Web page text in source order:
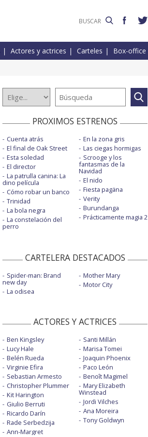
Actores y actrices Carteles Box-office
PROXIMOS ESTRENOS
Cuenta atrás
El final de Oak Street
Esta soledad
El director
La patrulla canina: La
dino película
Cómo robar un banco
Trinidad
La bola negra
La constelación del
perro
En la zona gris
Las ciegas hormigas
Scrooge y los
fantasmas de la
Navidad
El nido
Fiesta pagäna
Verity
Burundanga
Prácticamente magia 2
CARTELERA DESTACADOS
Spider-man: Brand
new day
La odisea
Mother Mary
Motor City
ACTORES Y ACTRICES
Ben Kingsley
Lucy Hale
Belén Rueda
Virginie Efira
Sebastian Armesto
Christopher Plummer
Kit Harington
Giulio Berruti
Ricardo Darín
Rade Serbedzija
Ann-Margret
Santi Millán
Marisa Tomei
Joaquin Phoenix
Paco León
Benoît Magimel
Mary Elizabeth
Winstead
Jordi Vilches
Ana Moreira
Tony Goldwyn